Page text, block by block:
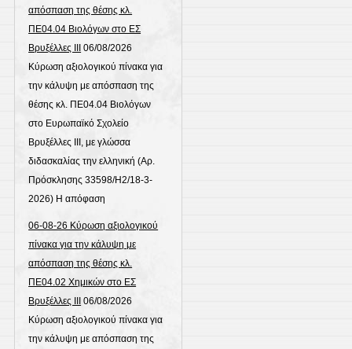
απόσπαση της θέσης κλ.
ΠΕ04.04 Βιολόγων στο ΕΣ
Βρυξέλλες ΙΙΙ 06/08/2026
Κύρωση αξιολογικού πίνακα για
την κάλυψη με απόσπαση της
θέσης κλ. ΠΕ04.04 Βιολόγων
στο Ευρωπαϊκό Σχολείο
Βρυξέλλες ΙΙΙ, με γλώσσα
διδασκαλίας την ελληνική (Αρ.
Πρόσκλησης 33598/Η2/18-3-
2026) Η απόφαση
06-08-26 Κύρωση αξιολογικού
πίνακα για την κάλυψη με
απόσπαση της θέσης κλ.
ΠΕ04.02 Χημικών στο ΕΣ
Βρυξέλλες ΙΙΙ 06/08/2026
Κύρωση αξιολογικού πίνακα για
την κάλυψη με απόσπαση της